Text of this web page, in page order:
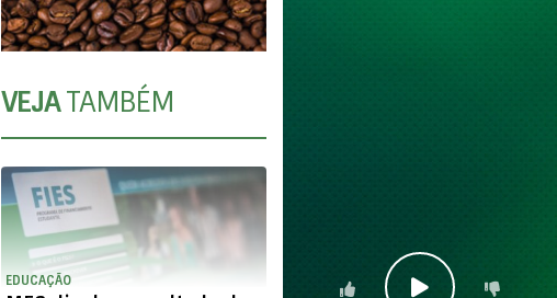
VEJATAMBÉM
EDUCAÇÃO